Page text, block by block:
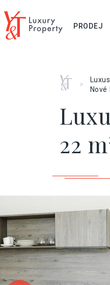
PRODEJ
Home
>
22